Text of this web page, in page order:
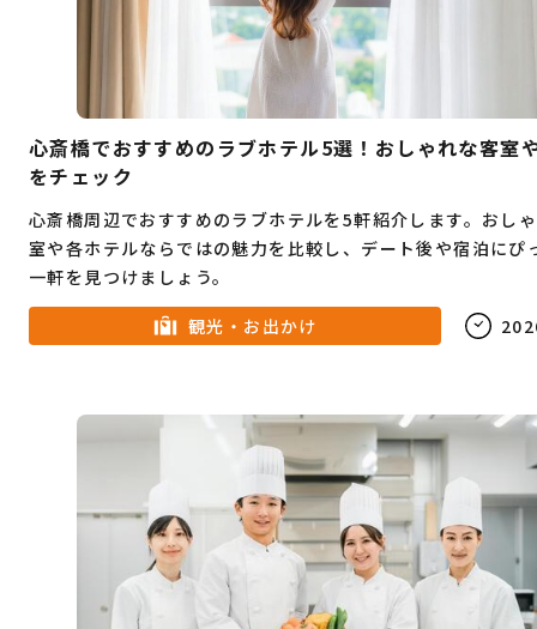
心斎橋でおすすめのラブホテル5選！おしゃれな客室
をチェック
心斎橋周辺でおすすめのラブホテルを5軒紹介します。おし
室や各ホテルならではの魅力を比較し、デート後や宿泊にぴ
一軒を見つけましょう。
観光・お出かけ